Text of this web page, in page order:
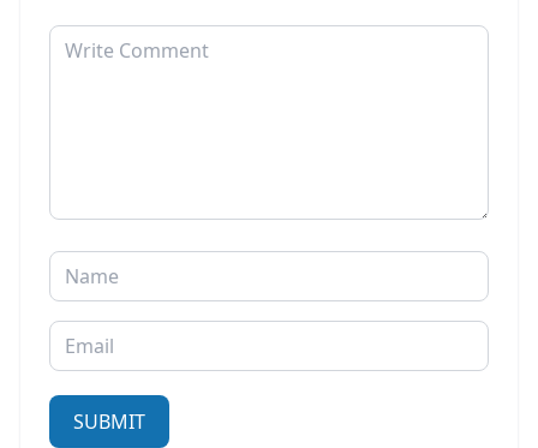
Comment
Name
Email
SUBMIT